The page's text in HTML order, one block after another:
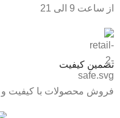
از ساعت 9 الی 21
تضمین کیفیت
فروش محصولات با کیفیت